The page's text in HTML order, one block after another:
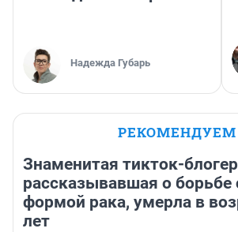
Надежда Губарь
РЕКОМЕНДУЕМ
Знаменитая тикток-
рассказывавшая о борьбе
формой рака, умерла в
лет